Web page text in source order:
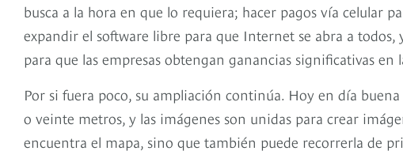
busca a la hora en que lo requiera; hacer pagos vía celular
expandir el software libre para que Internet se abra a
para que las empresas obtengan ganancias significativas en
Por si fuera poco, su ampliación continúa. Hoy en día
o veinte metros, y las imágenes son unidas para crear
encuentra el mapa, sino que también puede recorrerla de